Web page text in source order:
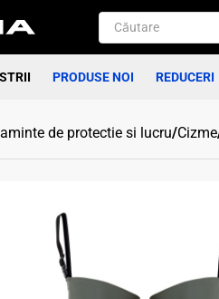
PRODUSE NOI REDUCERI
de protectie si lucru/Cizme